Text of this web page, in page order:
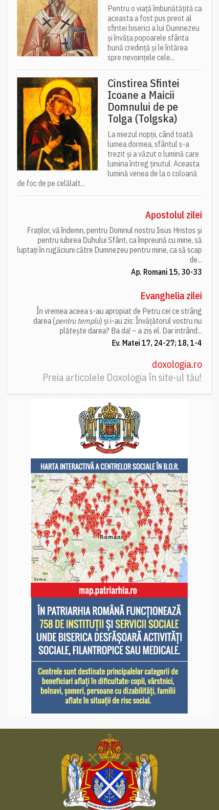
Pentru o viață îmbunătățită ca
aceasta a fost pus preot al
sfintei biserici a lui Dumnezeu
și învăța popoarele sfânta
bună credință și le întărea
spre nevoințele cele...
Cinstirea Sfintei
Icoane a Maicii
Domnului de pe
Tolga (Tolgska)
La miezul nopții, când toată
lumea dormea, sfântul s-a
trezit și a văzut o lumină care
lumina întreg ținutul. Aceasta
lumină venea de la o coloană
de foc de pe celălalt...
Apostolul zilei
Fraților, vă îndemn, pentru Domnul nostru Iisus Hristos și
pentru iubirea Duhului Sfânt, ca împreună cu mine, să
luptați în rugăciuni către Dumnezeu pentru mine, ca să scap
de...
Ap. Romani 15, 30-33
Evanghelia zilei
În vremea aceea s-au apropiat de Petru cei ce strâng
darea (pentru templu) și i-au zis: Învățătorul vostru nu
plătește darea? Ba da! – a zis el. Dar intrând...
Ev. Matei 17, 24-27; 18, 1-4
doxologia.ro
Preia articolele Doxologia în site-ul tău!